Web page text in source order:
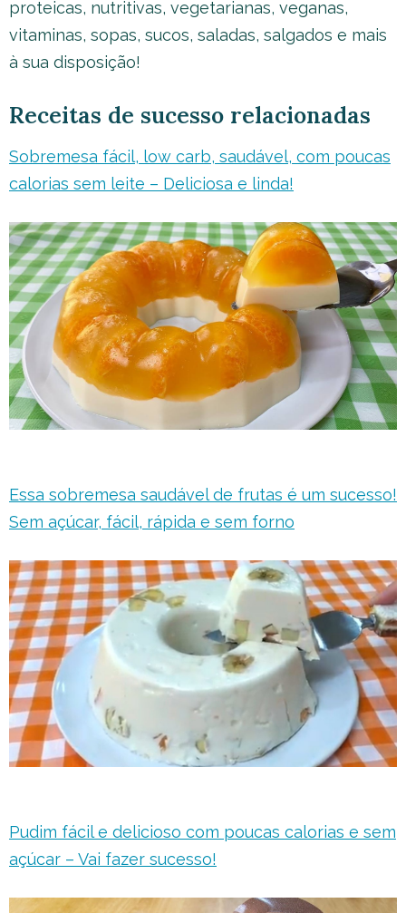
proteicas, nutritivas, vegetarianas, veganas,
vitaminas, sopas, sucos, saladas, salgados e mais
à sua disposição!
Receitas de sucesso relacionadas
Sobremesa fácil, low carb, saudável, com poucas
calorias sem leite – Deliciosa e linda!
Essa sobremesa saudável de frutas é um sucesso!
Sem açúcar, fácil, rápida e sem forno
Pudim fácil e delicioso com poucas calorias e sem
açúcar – Vai fazer sucesso!